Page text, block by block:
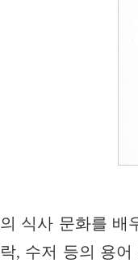
식사 문화를 배
, 수저 등의 용